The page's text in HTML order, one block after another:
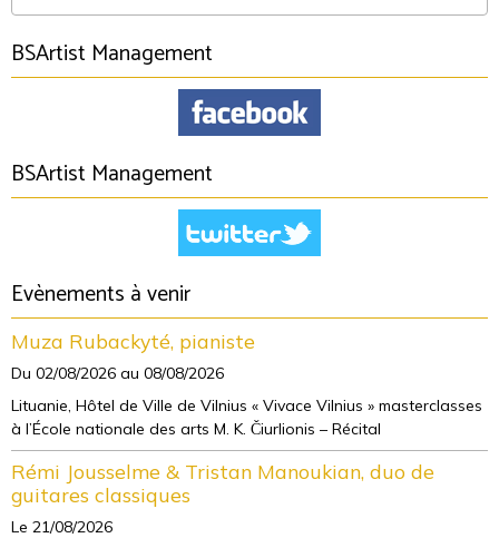
BSArtist Management
BSArtist Management
Evènements à venir
Muza Rubackyté, pianiste
Du 02/08/2026 au 08/08/2026
Lituanie, Hôtel de Ville de Vilnius « Vivace Vilnius » masterclasses
à l’École nationale des arts M. K. Čiurlionis – Récital
Rémi Jousselme & Tristan Manoukian, duo de
guitares classiques
Le 21/08/2026